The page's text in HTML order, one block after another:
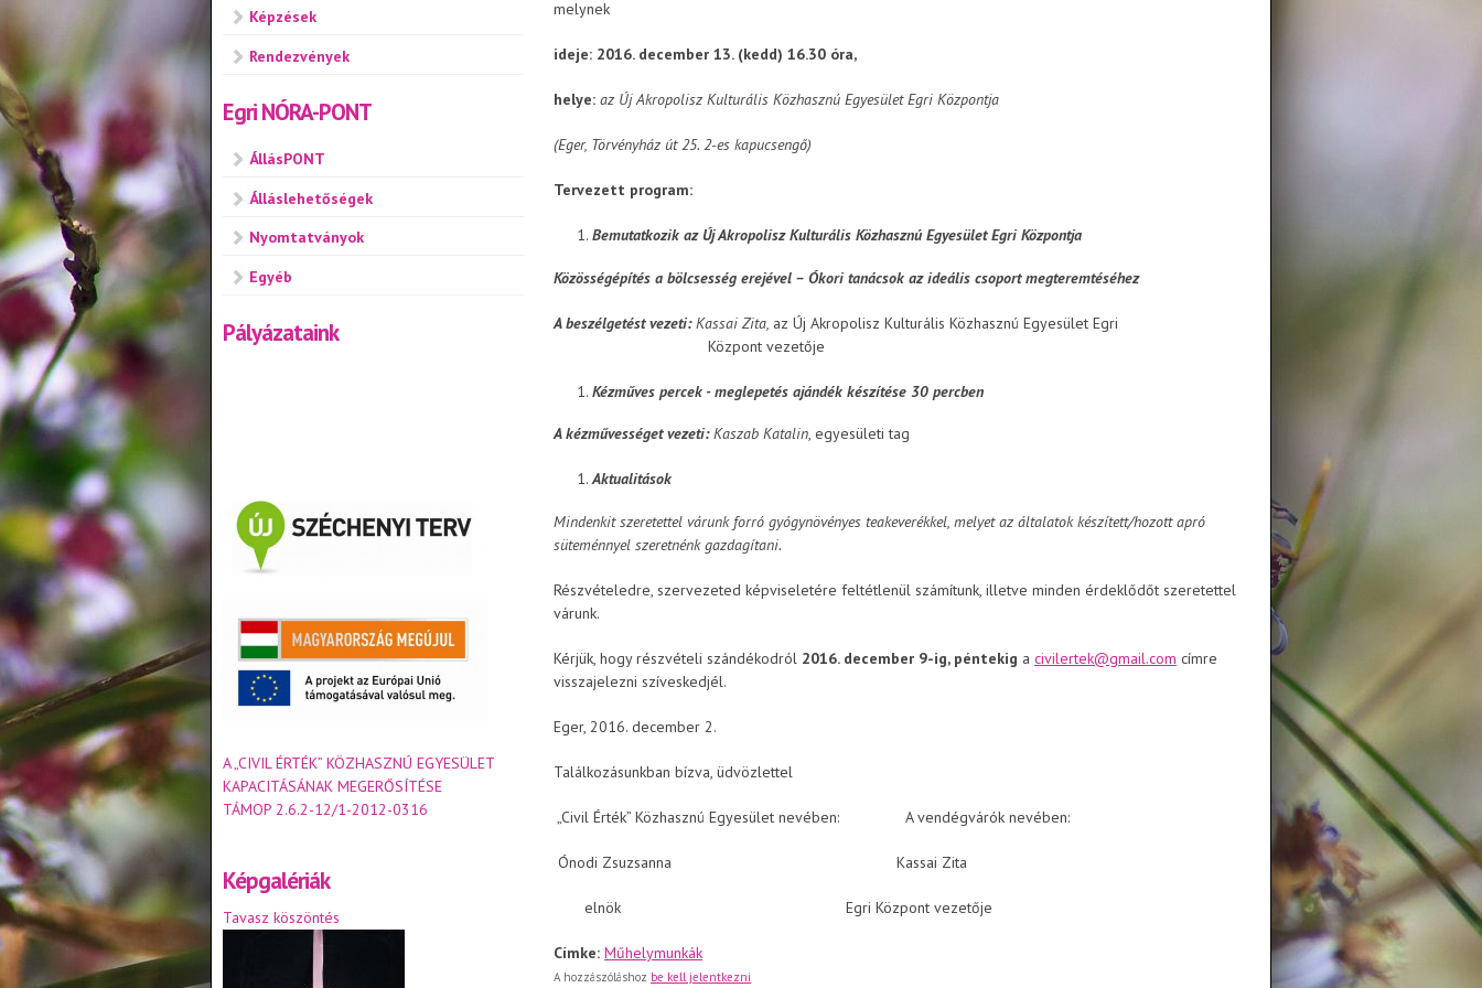
melynek
ideje: 2016. december 13. (kedd) 16.30 óra,
helye: az Új Akropolisz Kulturális Közhasznú Egyesület Egri Központja
(Eger, Törvényház út 25. 2-es kapucsengő)
Tervezett program:
Bemutatkozik az Új Akropolisz Kulturális Közhasznú Egyesület Egri Központja
Közösségépítés a bölcsesség erejével – Ókori tanácsok az ideális csoport megteremtéséhez
A beszélgetést vezeti:Kassai Zita, az Új Akropolisz Kulturális Közhasznú Egyesület Egri
Központ vezetője
Kézműves percek - meglepetés ajándék készítése 30 percben
A kézművességet vezeti:Kaszab Katalin, egyesületi tag
Aktualitások
Mindenkit szeretettel várunk forró gyógynövényes teakeverékkel, melyet az általatok készített/hozott apró
süteménnyel szeretnénk gazdagítani.
Részvételedre, szervezeted képviseletére feltétlenül számítunk, illetve minden érdeklődőt szeretettel
várunk.
Kérjük, hogy részvételi szándékodról 2016. december 9-ig, péntekig a civilertek@gmail.com címre
visszajelezni szíveskedjél.
Eger, 2016. december 2.
Találkozásunkban bízva, üdvözlettel
„Civil Érték” Közhasznú Egyesület nevében: A vendégvárók nevében:
Ónodi Zsuzsanna Kassai Zita
elnök Egri Központ vezetője
Címke: Műhelymunkák
A hozzászóláshoz be kell jelentkezni
Képzések
Rendezvények
Egri NÓRA-PONT
ÁllásPONT
Álláslehetőségek
Nyomtatványok
Egyéb
Pályázataink
A „CIVIL ÉRTÉK” KÖZHASZNÚ EGYESÜLET
KAPACITÁSÁNAK MEGERŐSÍTÉSE
TÁMOP 2.6.2-12/1-2012-0316
Képgalériák
Tavasz köszöntés